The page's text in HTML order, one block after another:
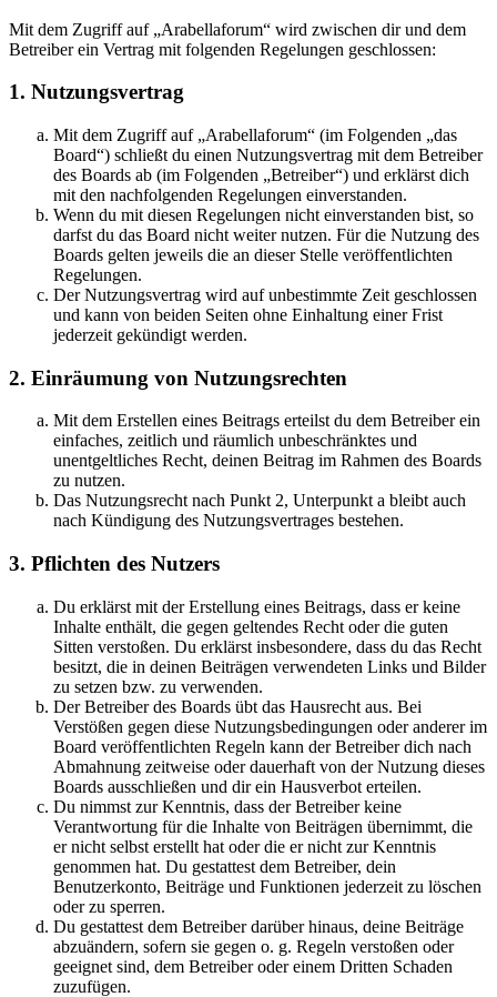
Mit dem Zugriff auf „Arabellaforum“ wird zwischen dir und dem
Betreiber ein Vertrag mit folgenden Regelungen geschlossen:
1. Nutzungsvertrag
Mit dem Zugriff auf „Arabellaforum“ (im Folgenden „das
Board“) schließt du einen Nutzungsvertrag mit dem Betreiber
des Boards ab (im Folgenden „Betreiber“) und erklärst dich
mit den nachfolgenden Regelungen einverstanden.
Wenn du mit diesen Regelungen nicht einverstanden bist, so
darfst du das Board nicht weiter nutzen. Für die Nutzung des
Boards gelten jeweils die an dieser Stelle veröffentlichten
Regelungen.
Der Nutzungsvertrag wird auf unbestimmte Zeit geschlossen
und kann von beiden Seiten ohne Einhaltung einer Frist
jederzeit gekündigt werden.
2. Einräumung von Nutzungsrechten
Mit dem Erstellen eines Beitrags erteilst du dem Betreiber ein
einfaches, zeitlich und räumlich unbeschränktes und
unentgeltliches Recht, deinen Beitrag im Rahmen des Boards
zu nutzen.
Das Nutzungsrecht nach Punkt 2, Unterpunkt a bleibt auch
nach Kündigung des Nutzungsvertrages bestehen.
3. Pflichten des Nutzers
Du erklärst mit der Erstellung eines Beitrags, dass er keine
Inhalte enthält, die gegen geltendes Recht oder die guten
Sitten verstoßen. Du erklärst insbesondere, dass du das Recht
besitzt, die in deinen Beiträgen verwendeten Links und Bilder
zu setzen bzw. zu verwenden.
Der Betreiber des Boards übt das Hausrecht aus. Bei
Verstößen gegen diese Nutzungsbedingungen oder anderer im
Board veröffentlichten Regeln kann der Betreiber dich nach
Abmahnung zeitweise oder dauerhaft von der Nutzung dieses
Boards ausschließen und dir ein Hausverbot erteilen.
Du nimmst zur Kenntnis, dass der Betreiber keine
Verantwortung für die Inhalte von Beiträgen übernimmt, die
er nicht selbst erstellt hat oder die er nicht zur Kenntnis
genommen hat. Du gestattest dem Betreiber, dein
Benutzerkonto, Beiträge und Funktionen jederzeit zu löschen
oder zu sperren.
Du gestattest dem Betreiber darüber hinaus, deine Beiträge
abzuändern, sofern sie gegen o. g. Regeln verstoßen oder
geeignet sind, dem Betreiber oder einem Dritten Schaden
zuzufügen.